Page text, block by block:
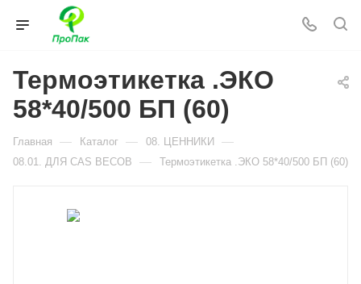
Термоэтикетка .ЭКО
58*40/500 БП (60)
Главная — Каталог — 08. ЦЕННИКИ —
08.01. ДЛЯ CAS ВЕСОВ — Термоэтикетка .ЭКО 58*40/500 БП (60)